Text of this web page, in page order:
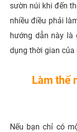
sườn núi khi đến
nhiều điều phải
hướng dẫn này là
dụng thời gian của
Làm thế
Nếu bạn chỉ có